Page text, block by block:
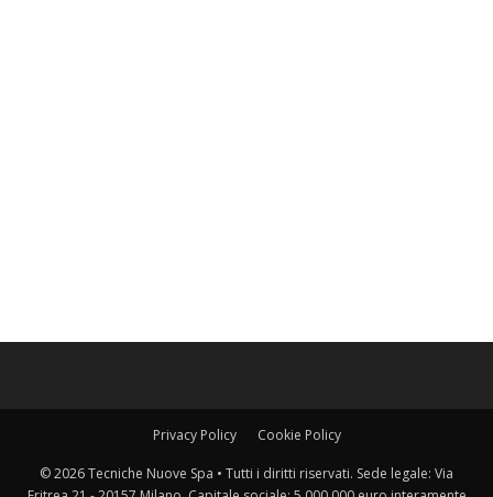
Privacy Policy Cookie Policy
© 2026 Tecniche Nuove Spa • Tutti i diritti riservati. Sede legale: Via